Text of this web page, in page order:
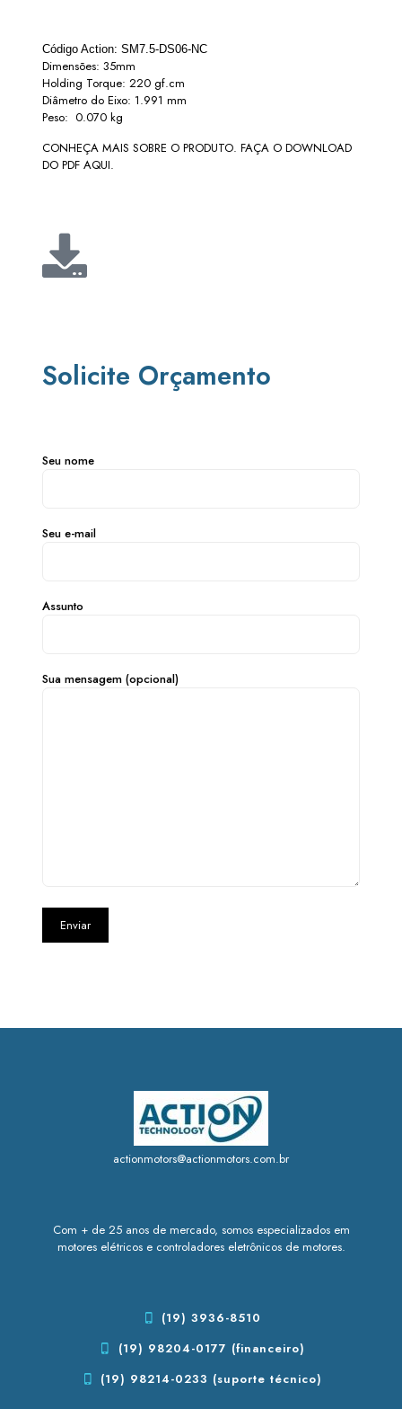
Código Action: SM7.5-DS06-NC
Dimensões: 35mm
Holding Torque: 220 gf.cm
Diâmetro do Eixo: 1.991 mm
Peso: 0.070 kg
CONHEÇA MAIS SOBRE O PRODUTO. FAÇA O DOWNLOAD
DO PDF AQUI.
Solicite Orçamento
Seu nome
Seu e-mail
Assunto
Sua mensagem (opcional)
actionmotors@actionmotors.com.br
Com + de 25 anos de mercado, somos especializados em
motores elétricos e controladores eletrônicos de motores.
(19) 3936-8510
(19) 98204-0177 (financeiro)
(19) 98214-0233 (suporte técnico)